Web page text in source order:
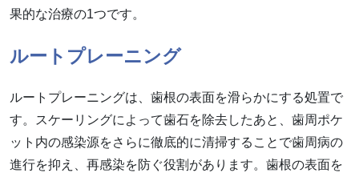
果的な治療の1つです。
ルートプレーニング
ルートプレーニングは、歯根の表面を滑らかにする処置で
す。スケーリングによって歯石を除去したあと、歯周ポケ
ット内の感染源をさらに徹底的に清掃することで歯周病の
進行を抑え、再感染を防ぐ役割があります。歯根の表面を